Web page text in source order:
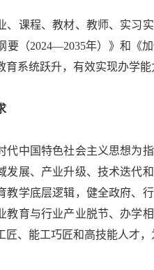
程、教材、教师、实习实
要（2024—2035年）》和《
育系统跃升，有效实现办学
国特色社会主义思想为指
发展、产业升级、技术迭代
教学底层逻辑，健全政府、
教育与行业产业脱节、办学
匠、能工巧匠和高技能人才，